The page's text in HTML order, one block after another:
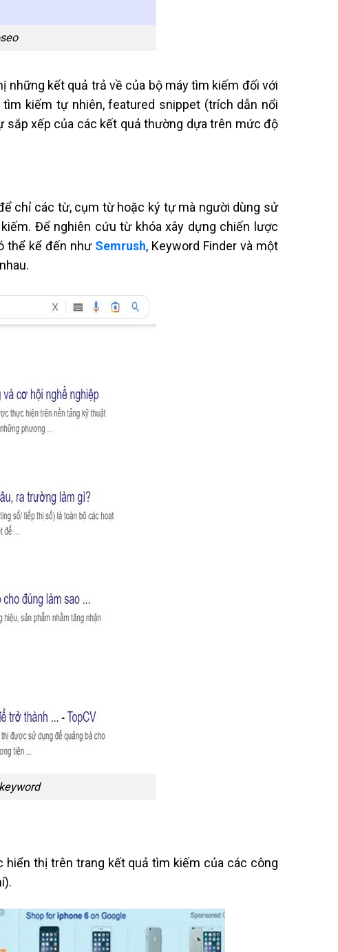
những kết quả trả về của bộ máy tìm kiếm đối với
kiếm tự nhiên, featured snippet (trích dẫn nổi
sắp xếp của các kết quả thường dựa trên mức độ
chỉ các từ, cụm từ hoặc ký tự mà người dùng sử
Để nghiên cứu từ khóa xây dựng chiến lược
thể kể đến như Semrush, Keyword Finder và một
thị trên trang kết quả tìm kiếm của các công